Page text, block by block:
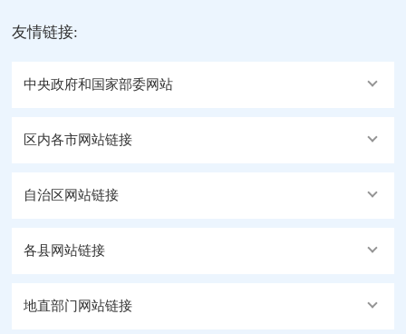
友情链接:
中央政府和国家部委网站
区内各市网站链接
自治区网站链接
各县网站链接
地直部门网站链接